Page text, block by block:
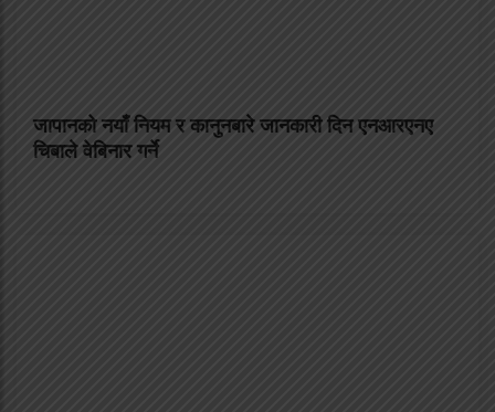
जापानको नयाँ नियम र कानुनबारे जानकारी दिन एनआरएनए
चिबाले वेबिनार गर्ने